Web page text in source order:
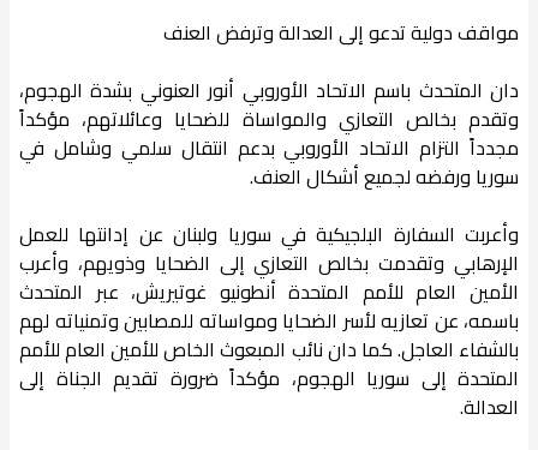
مواقف دولية تدعو إلى العدالة وترفض العنف
دان المتحدث باسم الاتحاد الأوروبي أنور العنوني بشدة الهجوم،
وتقدم بخالص التعازي والمواساة للضحايا وعائلاتهم، مؤكداً
مجدداً التزام الاتحاد الأوروبي بدعم انتقال سلمي وشامل في
سوريا ورفضه لجميع أشكال العنف.
وأعربت السفارة البلجيكية في سوريا ولبنان عن إدانتها للعمل
الإرهابي وتقدمت بخالص التعازي إلى الضحايا وذويهم، وأعرب
الأمين العام للأمم المتحدة أنطونيو غوتيريش، عبر المتحدث
باسمه، عن تعازيه لأسر الضحايا ومواساته للمصابين وتمنياته لهم
بالشفاء العاجل. كما دان نائب المبعوث الخاص للأمين العام للأمم
المتحدة إلى سوريا الهجوم، مؤكداً ضرورة تقديم الجناة إلى
العدالة.